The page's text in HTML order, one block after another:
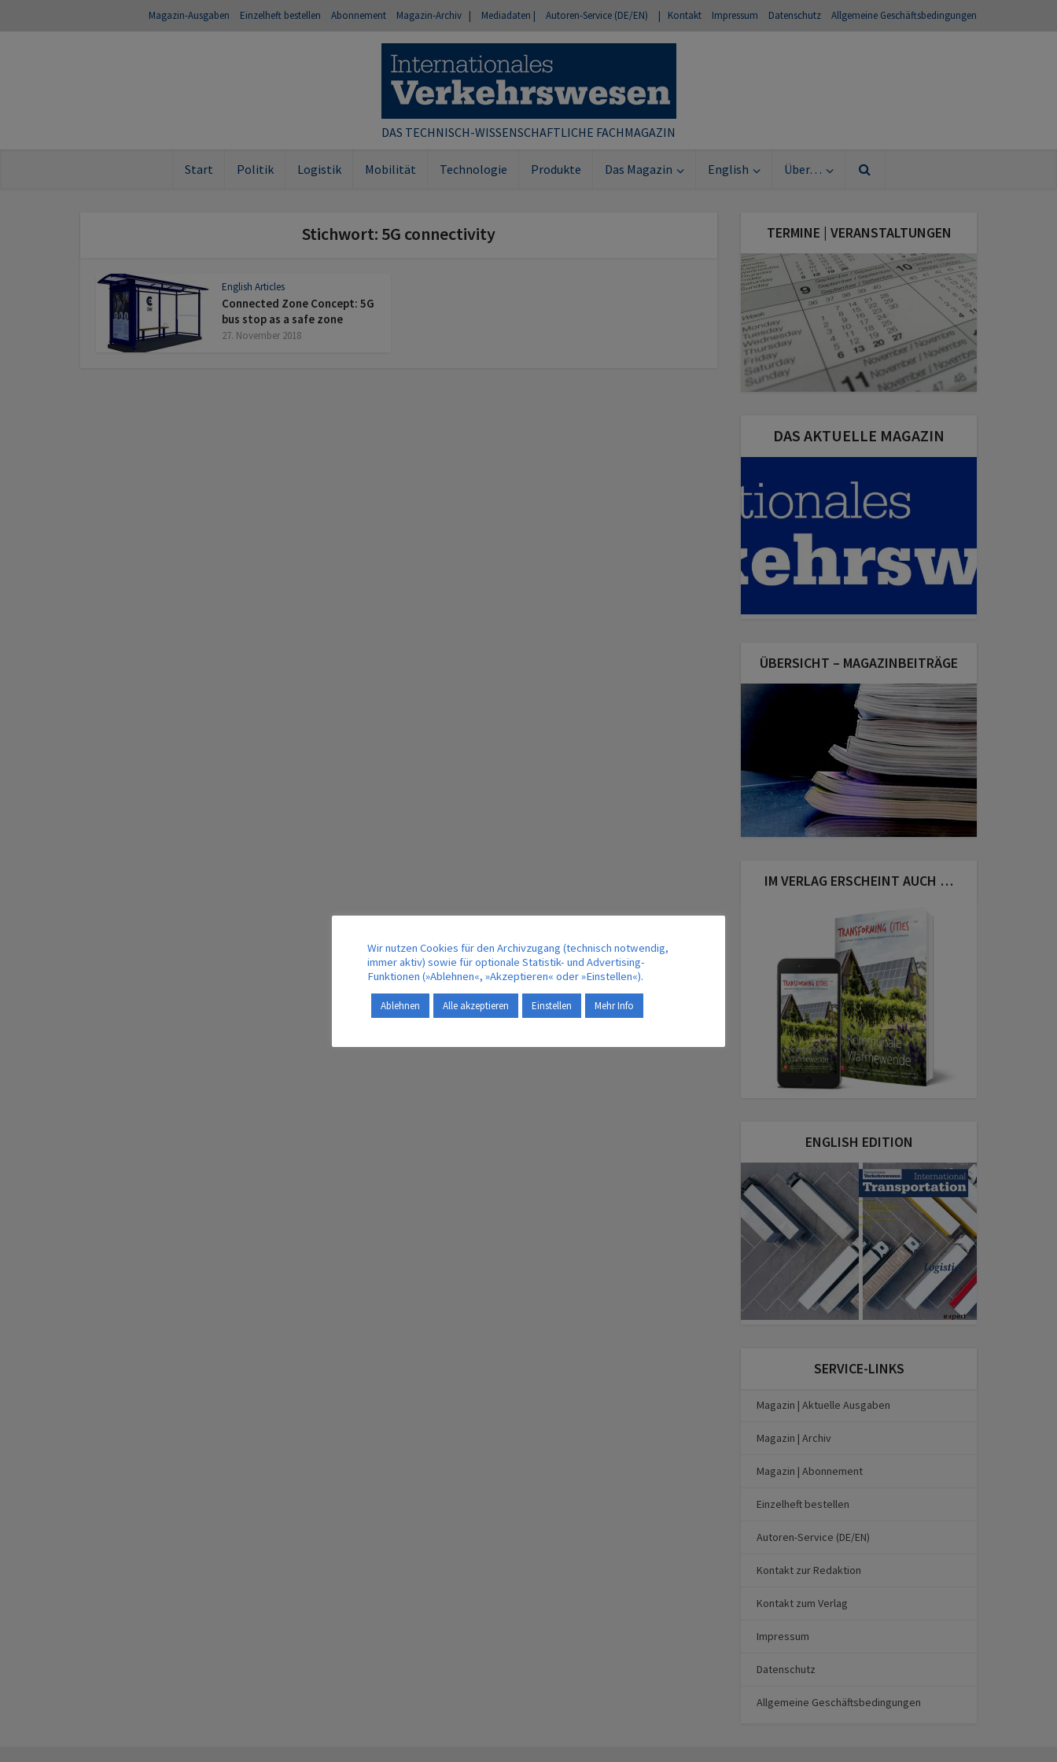
Magazin-Ausgaben Einzelheft bestellen Abonnement Magazin-Archiv | Mediadaten | Autoren-Service (DE/EN) | Kontakt Impressum Datenschutz Allgemeine Geschäftsbedingungen
DAS TECHNISCH-WISSENSCHAFTLICHE FACHMAGAZIN
Start Politik Logistik Mobilität Technologie Produkte Das Magazin English Über…
Stichwort: 5G connectivity
English Articles
Connected Zone Concept: 5G
bus stop as a safe zone
27. November 2018
TERMINE | VERANSTALTUNGEN
DAS AKTUELLE MAGAZIN
ÜBERSICHT – MAGAZINBEITRÄGE
IM VERLAG ERSCHEINT AUCH …
ENGLISH EDITION
SERVICE-LINKS
Magazin | Aktuelle Ausgaben
Magazin | Archiv
Magazin | Abonnement
Einzelheft bestellen
Autoren-Service (DE/EN)
Kontakt zur Redaktion
Kontakt zum Verlag
Impressum
Datenschutz
Allgemeine Geschäftsbedingungen
Wir nutzen Cookies für den Archivzugang (technisch notwendig,
immer aktiv) sowie für optionale Statistik- und Advertising-
Funktionen (»Ablehnen«, »Akzeptieren« oder »Einstellen«).
Ablehnen Alle akzeptieren Einstellen Mehr Info